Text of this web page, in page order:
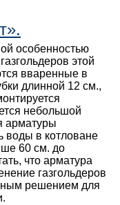
особенностью
этой
вваренные в
длинной 12 см.,
небольшой
арматуры
воды в котловане
60 см. до
что арматура
газгольдеров
решением для